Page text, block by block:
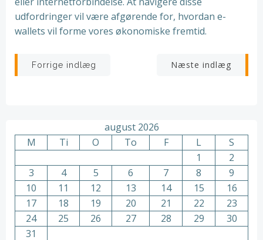
udfordringer vil være afgørende for, hvordan e-
wallets vil forme vores økonomiske fremtid.
Indlægsnavigation
Forrige indlæg Næste indlæg
august 2026
M
Ti O To F L
S
1
2
3
4 5 6 7 8
9
10
11 12 13 14 15
16
17
18 19 20 21 22
23
24
25 26 27 28 29
30
31